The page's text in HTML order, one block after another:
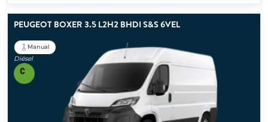
PEUGEOT BOXER 3.5 L2H2 BHDI S&S 6VEL
Manual
Diésel